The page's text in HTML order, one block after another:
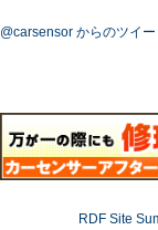
@carsensor からのツイー
RDF Site